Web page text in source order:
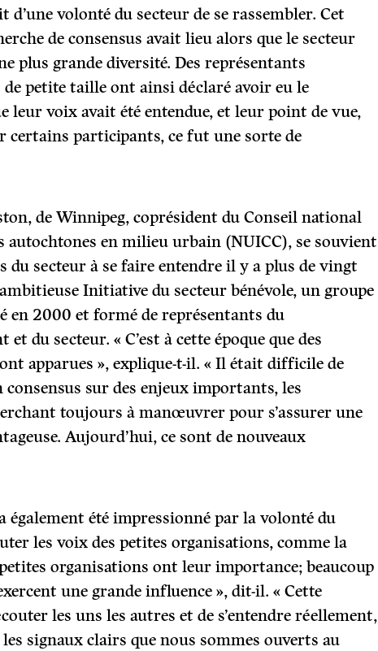
d’une volonté du secteur de se rassembler. Cet
de consensus avait lieu alors que le secteur
plus grande diversité. Des représentants
de petite taille ont ainsi déclaré avoir eu le
leur voix avait été entendue, et leur point de vue,
certains participants, ce fut une sorte de
de Winnipeg, coprésident du Conseil national
autochtones en milieu urbain (NUICC), se souvient
du secteur à se faire entendre il y a plus de vingt
Initiative du secteur bénévole, un groupe
en 2000 et formé de représentants du
et du secteur. « C’est à cette époque que des
apparues », explique-t-il. « Il était difficile de
sur des enjeux importants, les
toujours à manœuvrer pour s’assurer une
Aujourd’hui, ce sont de nouveaux
également été impressionné par la volonté du
les voix des petites organisations, comme la
petites organisations ont leur importance; beaucoup
une grande influence », dit-il. « Cette
les uns les autres et de s’entendre réellement,
les signaux clairs que nous sommes ouverts au